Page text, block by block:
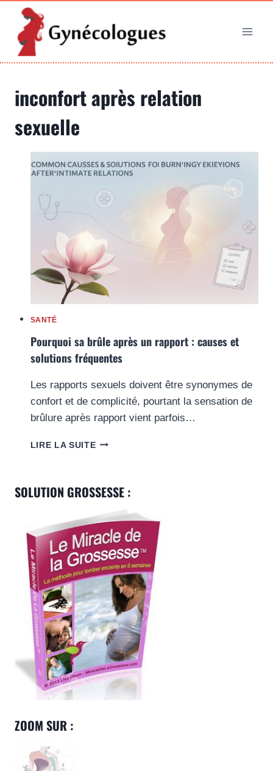
contenu
inconfort après relation
sexuelle
SANTÉ
Pourquoi sa brûle après un rapport : causes et
solutions fréquentes
Les rapports sexuels doivent être synonymes de
confort et de complicité, pourtant la sensation de
brûlure après rapport vient parfois…
LIRE LA SUITEPOURQUOI
UN
:
CAUSES
ET
SOLUTIONS
FRÉQUENTES
SOLUTION GROSSESSE :
ZOOM SUR :